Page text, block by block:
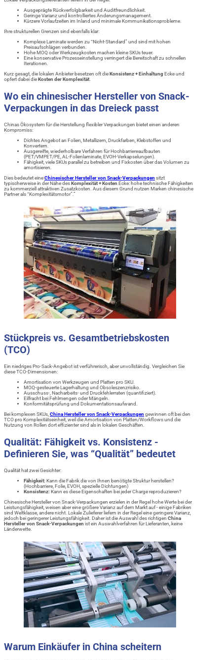
Ausgeprägte Rückverfolgbarkeit und Auditfreundlichkeit.
Geringe Varianz und kontrolliertes Änderungsmanagement.
Kürzere Vorlaufzeiten im Inland und minimale Kommunikationsprobleme.
Ihre strukturellen Grenzen sind ebenfalls klar:
Komplexe Laminate werden zu “Nicht-Standard” und sind mit hohen
Preisaufschlägen verbunden.
Hohe MOQ oder Werkzeugkosten machen kleine SKUs teuer.
Eine konservative Prozesseinstellung verringert die Bereitschaft zu schnellen
Iterationen.
Kurz gesagt, die lokalen Anbieter besetzen oft dieKonsistenz + EinhaltungEcke und
opfert dabei dieKosten der Komplexität.
Wo ein chinesischer Hersteller von Snack-
Verpackungen in das Dreieck passt
Chinas Ökosystem für die Herstellung flexibler Verpackungen bietet einen anderen
Kompromiss:
Dichtes Angebot an Folien, Metallizern, Druckfarben, Klebstoffen und
Konvertern.
Ausgereifte, wiederholbare Verfahren für Hochbarriereaufbauten
(PET/VMPET/PE, AL-Folienlaminate, EVOH-Verkapselungen).
Fähigkeit, viele SKUs parallel zu betreiben und Fixkosten über das Volumen zu
amortisieren.
Dies bedeutet eineChinesischer Hersteller von Snack-Verpackungen sitzt
typischerweise in der Nähe desKomplexität + Kosten Ecke: hohe technische Fähigkeiten
zu kommerziell attraktiven Zusatzkosten. Aus diesem Grund nutzen Marken chinesische
Partner als “Komplexitätsmotor”.”
Stückpreis vs. Gesamtbetriebskosten
(TCO)
Ein niedriges Pro-Sack-Angebot ist verführerisch, aber unvollständig. Vergleichen Sie
diese TCO-Dimensionen:
Amortisation von Werkzeugen und Platten pro SKU.
MOQ-gesteuerte Lagerhaltung und Obsoleszenzrisiko.
Ausschuss-, Nacharbeits- und Druckfehlerraten (quantifiziert).
Eilfracht bei Fehlmengen oder Mängeln.
Konformitätsprüfung und Dokumentationsaufwand.
Bei komplexen SKUs, China Hersteller von Snack-Verpackungen gewinnen oft bei den
TCO pro Komplexitätseinheit, weil die Amortisation von Platten/Workflows und die
Nutzung von Rollen dort effizienter sind als in lokalen Geschäften.
Qualität: Fähigkeit vs. Konsistenz -
Definieren Sie, was “Qualität” bedeutet
Qualität hat zwei Gesichter:
Fähigkeit: Kann die Fabrik die von Ihnen benötigte Struktur herstellen?
(Hochbarriere, Folie, EVOH, spezielle Dichtungen)
Konsistenz: Kann es diese Eigenschaften bei jeder Charge reproduzieren?
Chinesische Hersteller von Snack-Verpackungen erzielen in der Regel hohe Werte bei der
Leistungsfähigkeit, weisen aber eine größere Varianz auf dem Markt auf - einige Fabriken
sind Weltklasse, andere nicht. Lokale Zulieferer liefern in der Regel eine geringere Varianz,
jedoch bei geringerer Leistungsfähigkeit. Daher ist die Auswahl des richtigen China
Hersteller von Snack-Verpackungen ist ein Auswahlverfahren für Lieferanten, keine
Länderwette.
Warum Einkäufer in China scheitern